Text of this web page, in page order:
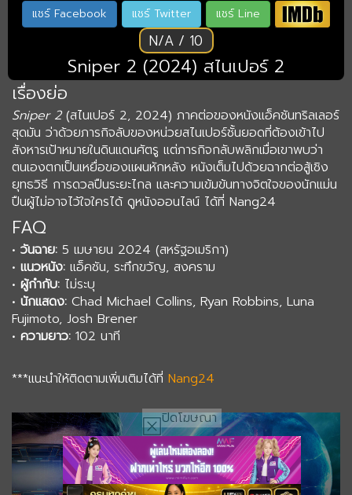
แชร์ Facebook แชร์ Twitter แชร์ Line
N/A / 10
Sniper 2 (2024) สไนเปอร์ 2
เรื่องย่อ
Sniper 2(สไนเปอร์ 2, 2024) ภาคต่อของหนังแอ็คชันทริลเลอร์
สุดมัน ว่าด้วยภารกิจลับของหน่วยสไนเปอร์ชั้นยอดที่ต้องเข้าไป
สังหารเป้าหมายในดินแดนศัตรู แต่ภารกิจกลับพลิกเมื่อเขาพบว่า
ตนเองตกเป็นเหยื่อของแผนหักหลัง หนังเต็มไปด้วยฉากต่อสู้เชิง
ยุทธวิธี การดวลปืนระยะไกล และความเข้มข้นทางจิตใจของนักแม่น
ปืนผู้ไม่อาจไว้ใจใครได้ ดูหนังออนไลน์ ได้ที่ Nang24
FAQ
• วันฉาย: 5 เมษายน 2024 (สหรัฐอเมริกา)
• แนวหนัง: แอ็คชัน, ระทึกขวัญ, สงคราม
• ผู้กำกับ: ไม่ระบุ
• นักแสดง: Chad Michael Collins, Ryan Robbins, Luna
Fujimoto, Josh Brener
• ความยาว: 102 นาที
***แนะนำให้ติดตามเพิ่มเติมได้ที่ Nang24
ปิดโฆษณา